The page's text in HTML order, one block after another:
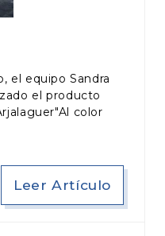
el equipo Sandra
el producto
color
Leer Artículo